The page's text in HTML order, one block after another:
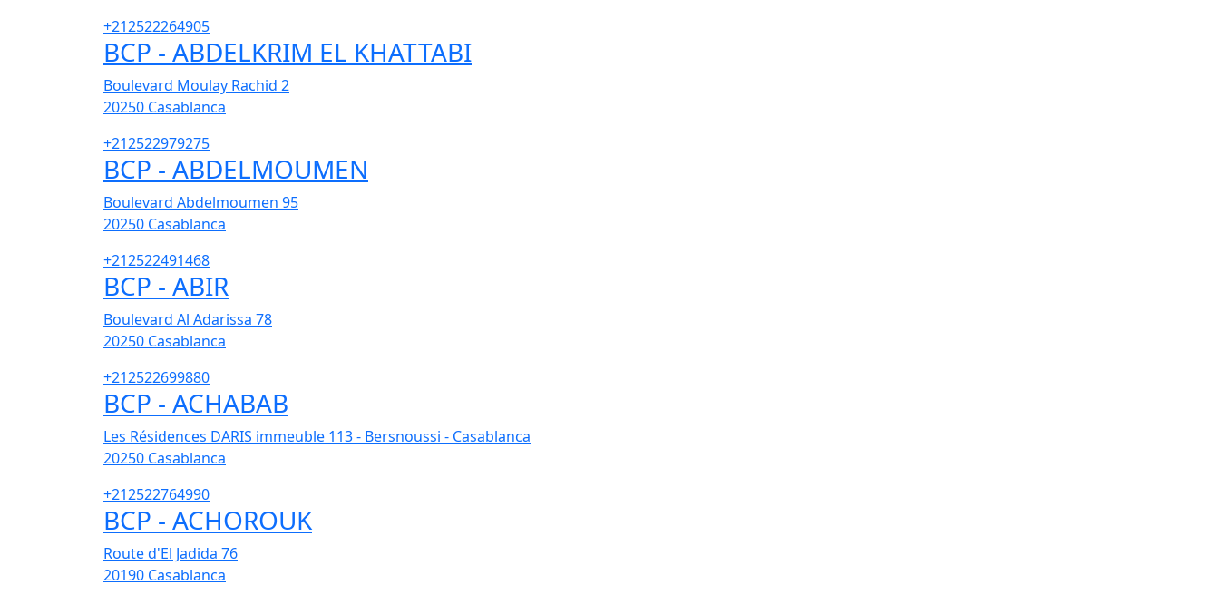
+212522264905
BCP - ABDELKRIM EL KHATTABI
Boulevard Moulay Rachid 2
20250 Casablanca
+212522979275
BCP - ABDELMOUMEN
Boulevard Abdelmoumen 95
20250 Casablanca
+212522491468
BCP - ABIR
Boulevard Al Adarissa 78
20250 Casablanca
+212522699880
BCP - ACHABAB
Les Résidences DARIS immeuble 113 - Bersnoussi - Casablanca
20250 Casablanca
+212522764990
BCP - ACHOROUK
Route d'El Jadida 76
20190 Casablanca